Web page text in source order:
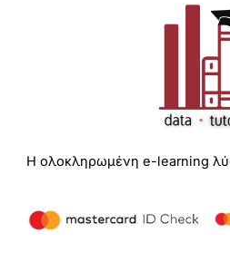
Η ολοκληρωμένη e-learning